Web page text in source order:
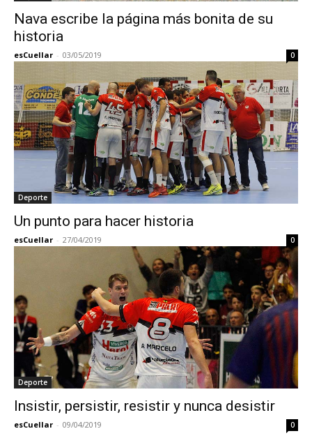
Nava escribe la página más bonita de su
historia
esCuellar - 03/05/2019 0
Deporte
Un punto para hacer historia
esCuellar - 27/04/2019 0
Deporte
Insistir, persistir, resistir y nunca desistir
esCuellar - 09/04/2019 0